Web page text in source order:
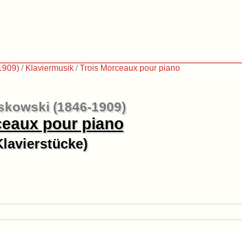
/ Klaviermusik /Trois Morceaux pour piano
(1846-1909)
pour piano